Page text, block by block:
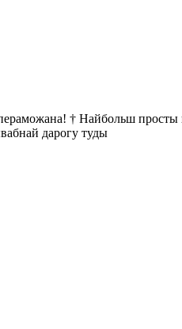
† Найбольш просты
дарогу туды